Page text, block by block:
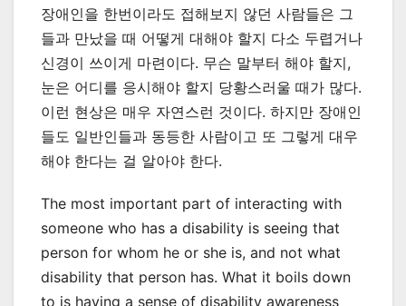
장애인을 한번이라도 접해보지 않던 사람들은 그
들과 만났을 때 어떻게 대해야 할지 다소 두렵거나
신경이 쓰이게 마련이다. 무슨 말부터 해야 할지,
눈은 어디를 응시해야 할지 당황스러울 때가 많다.
이런 현상은 매우 자연스런 것이다. 하지만 장애인
들도 일반인들과 동등한 사람이고 또 그렇게 대우
해야 한다는 걸 알아야 한다.
The most important part of interacting with
someone who has a disability is seeing that
person for whom he or she is, and not what
disability that person has. What it boils down
to is having a sense of disability awareness